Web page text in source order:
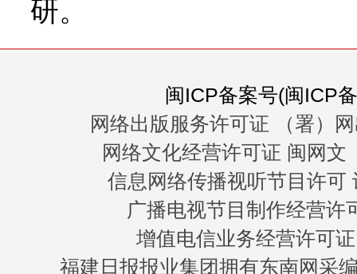
研。
闽ICP备案号(闽ICP
网络出版服务许可证 （署）
网络文化经营许可证 闽网文
信息网络传播视听节目许可
广播电视节目制作经营许
增值电信业务经营许可
福建日报报业集团拥有东南网采